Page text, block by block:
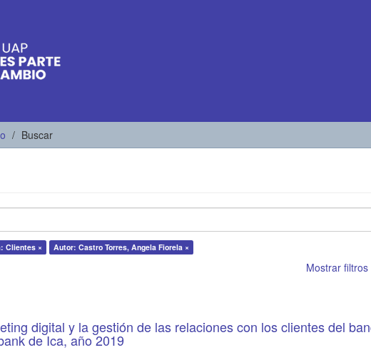
Buscar
Clientes × Autor: Castro Torres, Angela Fiorela ×
Mostrar
digital y la gestión de las relaciones con los clientes del
de Ica, año 2019